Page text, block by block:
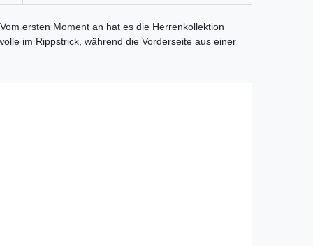
ersten Moment an hat es die Herrenkollektion
im Rippstrick, während die Vorderseite aus einer